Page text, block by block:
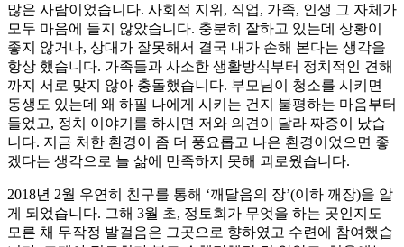
많은 사람이었습니다. 사회적 지위, 직업, 가족, 인생 그 자체가
모두 마음에 들지 않았습니다. 충분히 잘하고 있는데 상황이
좋지 않거나, 상대가 잘못해서 결국 내가 손해 본다는 생각을
항상 했습니다. 가족들과 사소한 생활방식부터 정치적인 견해
까지 서로 맞지 않아 충돌했습니다. 부모님이 청소를 시키면
동생도 있는데 왜 하필 나에게 시키는 건지 불평하는 마음부터
들었고, 정치 이야기를 하시면 저와 의견이 달라 짜증이 났습
니다. 지금 처한 환경이 좀 더 풍요롭고 나은 환경이었으면 좋
겠다는 생각으로 늘 삶에 만족하지 못해 괴로웠습니다.
2018년 2월 우연히 친구를 통해 ‘깨달음의 장’(이하 깨장)을 알
게 되었습니다. 그해 3월 초, 정토회가 무엇을 하는 곳인지도
모른 채 무작정 발걸음은 그곳으로 향하였고 수련에 참여했습